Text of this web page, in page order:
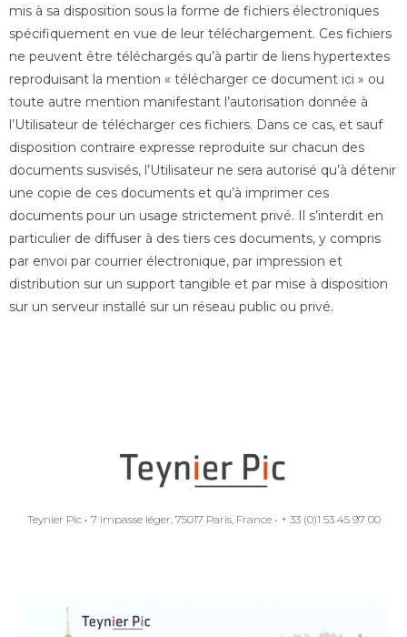
mis à sa disposition sous la forme de fichiers électroniques
spécifiquement en vue de leur téléchargement. Ces fichiers
ne peuvent être téléchargés qu’à partir de liens hypertextes
reproduisant la mention « télécharger ce document ici » ou
toute autre mention manifestant l’autorisation donnée à
l’Utilisateur de télécharger ces fichiers. Dans ce cas, et sauf
disposition contraire expresse reproduite sur chacun des
documents susvisés, l’Utilisateur ne sera autorisé qu’à détenir
une copie de ces documents et qu’à imprimer ces
documents pour un usage strictement privé. Il s’interdit en
particulier de diffuser à des tiers ces documents, y compris
par envoi par courrier électronique, par impression et
distribution sur un support tangible et par mise à disposition
sur un serveur installé sur un réseau public ou privé.
Teynier Pic • 7 impasse léger, 75017 Paris, France • + 33 (0)1 53 45 97 00